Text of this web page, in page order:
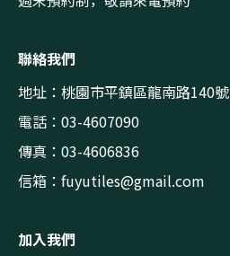
聯絡我們
地址：桃園市平鎮區龍南路140號
電話：03-4607090
傳真：03-4606836
信箱： fuyutiles@gmail.com
加入我們